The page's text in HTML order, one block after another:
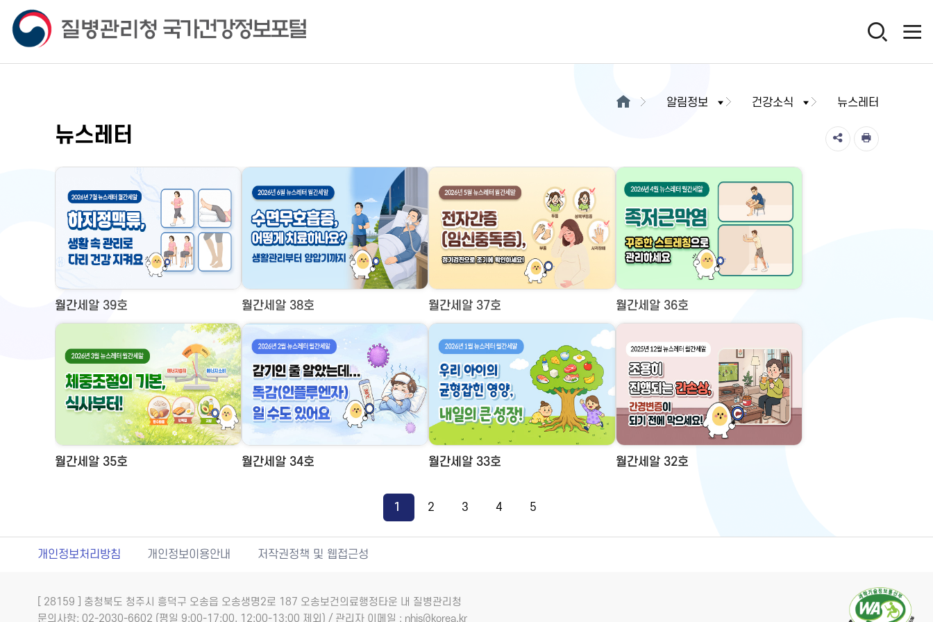
알림정보 건강소식 뉴스레터
뉴스레터
월간세알 39호 월간세알 38호 월간세알 37호 월간세알 36호
월간세알 35호 월간세알 34호 월간세알 33호 월간세알 32호
1 2 3 4 5
개인정보처리방침 개인정보이용안내 저작권정책 및 웹접근성
[ 28159 ] 충청북도 청주시 흥덕구 오송읍 오송생명2로 187 오송보건의료행정타운 내 질병관리청
문의사항: 02-2030-6602 (평일 9:00-17:00, 12:00-13:00 제외) / 관리자 이메일 : nhis@korea.kr